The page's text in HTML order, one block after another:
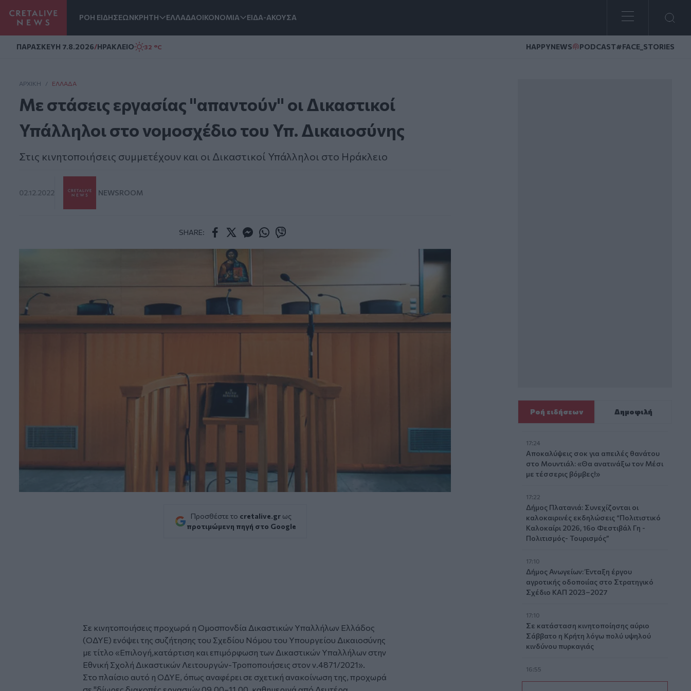
ΡΟΗ ΕΙΔΗΣΕΩΝΚΡΗΤΗ ΕΛΛΑΔΑΟΙΚΟΝΟΜΙΑ ΕΙΔΑ-ΑΚΟΥΣΑ
ΠΑΡΑΣΚΕΥΗ 7.8.2026/ΗΡΑΚΛΕΙΟ 32 °C HAPPYNEWS PODCAST#FACE_STORIES
ΑΡΧΙΚΗ / ΕΛΛΆΔΑ
Με στάσεις εργασίας "απαντούν" οι Δικαστικοί
Υπάλληλοι στο νομοσχέδιο του Υπ. Δικαιοσύνης
Στις κινητοποιήσεις συμμετέχουν και οι Δικαστικοί Υπάλληλοι στο Ηράκλειο
02.12.2022 NEWSROOM
SHARE:
Προσθέστε το cretalive.gr ως
προτιμώμενη πηγή στο Google
Σε κινητοποιήσεις προχωρά η Ομοσπονδία Δικαστικών Υπαλλήλων Ελλάδος
(ΟΔΥΕ) ενόψει της συζήτησης του Σχεδίου Νόμου του Υπουργείου Δικαιοσύνης
με τίτλο «Επιλογή,κατάρτιση και επιμόρφωση των Δικαστικών Υπαλλήλων στην
Εθνική Σχολή Δικαστικών Λειτουργών-Τροποποιήσεις στον ν.4871/2021».
Στο πλαίσιο αυτό η ΟΔΥΕ, όπως αναφέρει σε σχετική ανακοίνωση της, προχωρά
Ροή ειδήσεων Δημοφιλή
17:24
Aποκαλύψεις σοκ για απειλές θανάτου
στο Μουντιάλ: «Θα ανατινάξω τον Μέσι
με τέσσερις βόμβες!»
17:22
Δήμος Πλατανιά: Συνεχίζονται οι
καλοκαιρινές εκδηλώσεις “Πολιτιστικό
Καλοκαίρι 2026, 16ο Φεστιβάλ Γη -
Πολιτισμός- Τουρισμός”
17:10
Δήμος Ανωγείων: Ένταξη έργου
αγροτικής οδοποιίας στο Στρατηγικό
Σχέδιο ΚΑΠ 2023–2027
17:10
Σε κατάσταση κινητοποίησης αύριο
Σάββατο η Κρήτη λόγω πολύ υψηλού
κινδύνου πυρκαγιάς
16:55
Οι τουαλέτες στην Κνωσό και η μπάρα